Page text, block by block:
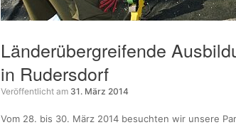
Länderübergreifende
in Rudersdorf
Veröffentlicht am 31. März 2014
Vom 28. bis 30. März 2014 besuchten wir unsere